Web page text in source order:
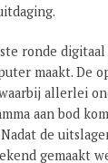
ronde
maakt. De
allerlei
aan bod
de
gemaakt